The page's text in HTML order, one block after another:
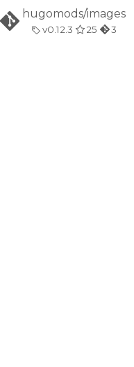
hugomods/images
v0.12.3 25 3